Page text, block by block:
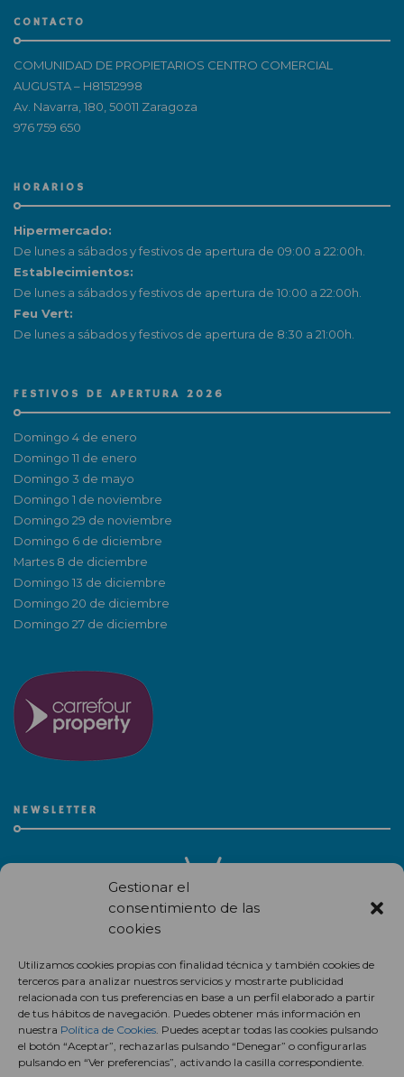
Gestionar el
consentimiento de las
cookies
Utilizamos cookies propias con finalidad técnica y también cookies de
terceros para analizar nuestros servicios y mostrarte publicidad
relacionada con tus preferencias en base a un perfil elaborado a partir
de tus hábitos de navegación. Puedes obtener más información en
nuestra Política de Cookies. Puedes aceptar todas las cookies pulsando
el botón “Aceptar”, rechazarlas pulsando “Denegar” o configurarlas
pulsando en “Ver preferencias”, activando la casilla correspondiente.
CONTACTO
COMUNIDAD DE PROPIETARIOS CENTRO COMERCIAL
AUGUSTA – H81512998
Av. Navarra, 180, 50011 Zaragoza
976 759 650
HORARIOS
Hipermercado:
De lunes a sábados y festivos de apertura de 09:00 a 22:00h.
Establecimientos:
De lunes a sábados y festivos de apertura de 10:00 a 22:00h.
Feu Vert:
De lunes a sábados y festivos de apertura de 8:30 a 21:00h.
FESTIVOS DE APERTURA 2026
Domingo 4 de enero
Domingo 11 de enero
Domingo 3 de mayo
Domingo 1 de noviembre
Domingo 29 de noviembre
Domingo 6 de diciembre
Martes 8 de diciembre
Domingo 13 de diciembre
Domingo 20 de diciembre
Domingo 27 de diciembre
NEWSLETTER
centro comercial.
Suscríbete